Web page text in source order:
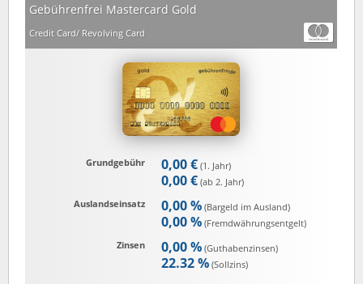
Gebührenfrei Mastercard Gold
Credit Card/ Revolving Card
Grundgebühr 0,00 € (1. Jahr)
0,00 € (ab 2. Jahr)
Auslandseinsatz
0,00 % (Bargeld im Ausland)
0,00 % (Fremd­währungs­entgelt)
Zinsen
0,00 % (Guthaben­zinsen)
22.32 % (Sollzins)